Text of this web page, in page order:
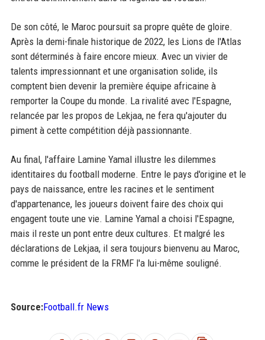
De son côté, le Maroc poursuit sa propre quête de gloire.
Après la demi-finale historique de 2022, les Lions de l'Atlas
sont déterminés à faire encore mieux. Avec un vivier de
talents impressionnant et une organisation solide, ils
comptent bien devenir la première équipe africaine à
remporter la Coupe du monde. La rivalité avec l'Espagne,
relancée par les propos de Lekjaa, ne fera qu'ajouter du
piment à cette compétition déjà passionnante.
Au final, l'affaire Lamine Yamal illustre les dilemmes
identitaires du football moderne. Entre le pays d'origine et le
pays de naissance, entre les racines et le sentiment
d'appartenance, les joueurs doivent faire des choix qui
engagent toute une vie. Lamine Yamal a choisi l'Espagne,
mais il reste un pont entre deux cultures. Et malgré les
déclarations de Lekjaa, il sera toujours bienvenu au Maroc,
comme le président de la FRMF l'a lui-même souligné.
Source:Football.fr News